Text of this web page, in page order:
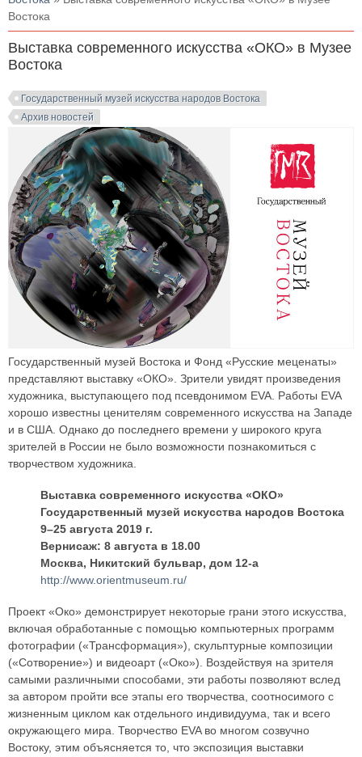
Востока
Выставка современного искусства «ОКО» в Музее
Востока
Государственный музей искусства народов Востока
Архив новостей
Государственный музей Востока и Фонд «Русские меценаты»
представляют выставку «ОКО». Зрители увидят произведения
художника, выступающего под псевдонимом EVA. Работы EVA
хорошо известны ценителям современного искусства на Западе
и в США. Однако до последнего времени у широкого круга
зрителей в России не было возможности познакомиться с
творчеством художника.
Выставка современного искусства «ОКО»
Государственный музей искусства народов Востока
9–25 августа 2019 г.
Вернисаж: 8 августа в 18.00
Москва, Никитский бульвар, дом 12-а
http://www.orientmuseum.ru/
Проект «Око» демонстрирует некоторые грани этого искусства,
включая обработанные с помощью компьютерных программ
фотографии («Трансформация»), скульптурные композиции
(«Сотворение») и видеоарт («Око»). Воздействуя на зрителя
самыми различными способами, эти работы позволяют вслед
за автором пройти все этапы его творчества, соотносимого с
жизненным циклом как отдельного индивидуума, так и всего
окружающего мира. Творчество EVA во многом созвучно
Востоку, этим объясняется то, что экспозиция выставки